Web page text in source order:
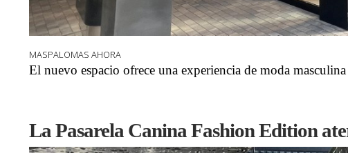
MASPALOMAS AHORA
El nuevo espacio ofrece una experiencia de moda
La Pasarela Canina Fashion Edition